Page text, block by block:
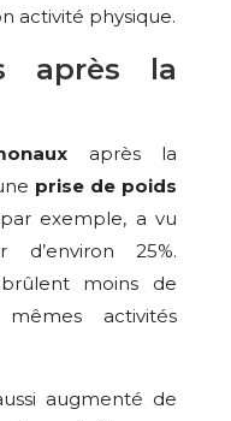
activité physique.
après la
après la
prise de poids
exemple, a vu
d’environ 25%.
moins de
activités
augmenté de